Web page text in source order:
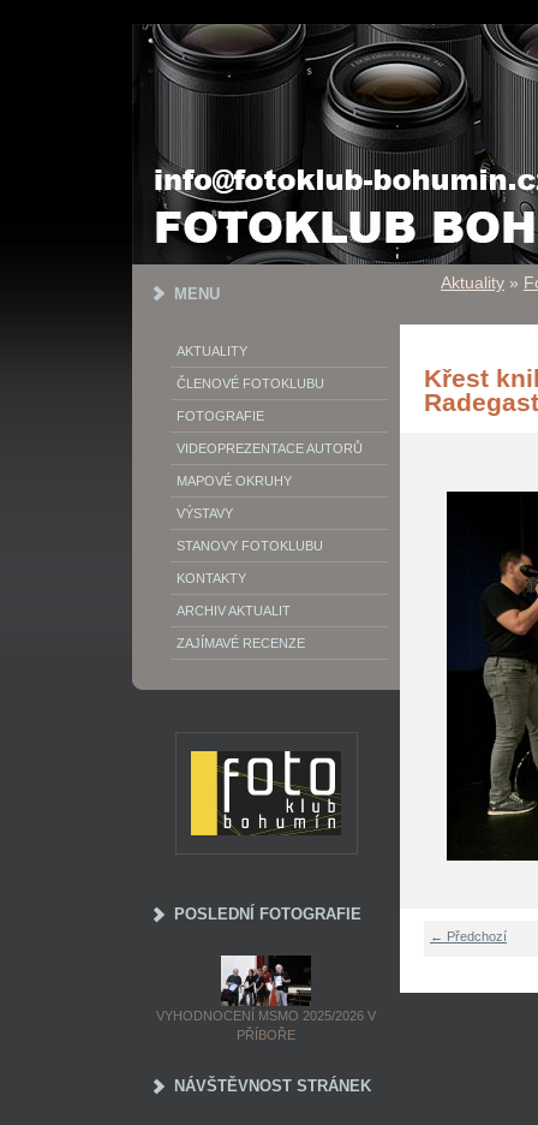
MENU
AKTUALITY
ČLENOVÉ FOTOKLUBU
FOTOGRAFIE
VIDEOPREZENTACE AUTORŮ
MAPOVÉ OKRUHY
VÝSTAVY
STANOVY FOTOKLUBU
KONTAKTY
ARCHIV AKTUALIT
ZAJÍMAVÉ RECENZE
POSLEDNÍ FOTOGRAFIE
VYHODNOCENÍ MSMO 2025/2026 V
PŘÍBOŘE
NÁVŠTĚVNOST STRÁNEK
Aktuality »
Křest
← Předchozí